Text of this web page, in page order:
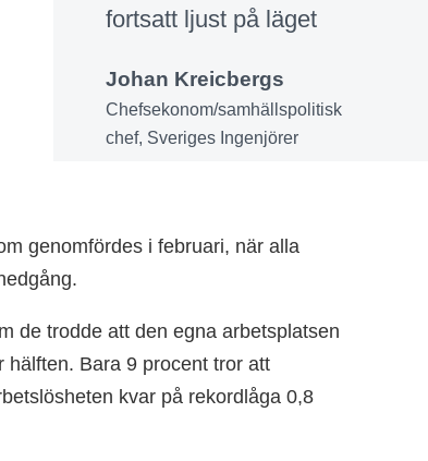
fortsatt ljust på läget
Johan Kreicbergs
Chefsekonom/samhällspolitisk
chef, Sveriges Ingenjörer
genomfördes i februari, när alla
de trodde att den egna arbetsplatsen
hälften. Bara 9 procent tror att
kvar på rekordlåga 0,8